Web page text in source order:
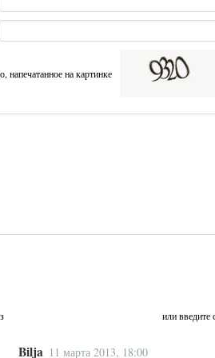
напечатанное на картинке
или введите
Bilja 11 марта 2013, 18:00